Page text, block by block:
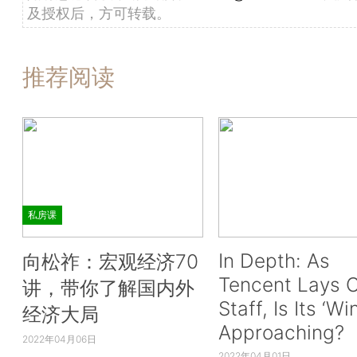
及授权后，方可转载。
推荐阅读
私房课
向松祚：宏观经济70
讲，带你了解国内外
经济大局
2022年04月06日
In Depth: As
Tencent Lays
Staff, Is Its
Approaching?